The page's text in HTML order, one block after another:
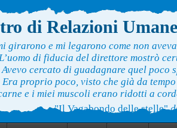
di Relazioni Umane
girarono e mi legarono come non
di fiducia del direttore mostrò
cercato di guadagnare quel poco
Era proprio poco, visto che già da
e i miei muscoli erano ridotti a
"Il Vagabondo delle stelle"